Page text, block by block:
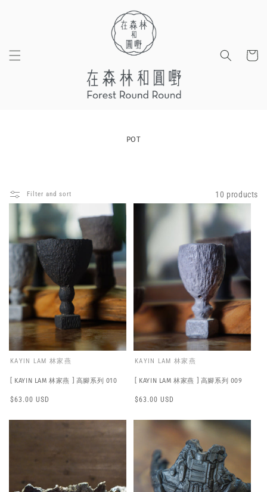
Cart
POT
Filter and sort 10 products
KAYIN LAM 林家燕
[ KAYIN LAM 林家燕 ] 高腳系列 010
Regular
$63.00 USD
KAYIN LAM 林家燕
[ KAYIN LAM 林家燕 ] 高腳系列 009
Regular
$63.00 USD